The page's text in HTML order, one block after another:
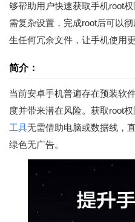
够帮助用户快速获取手机root
需复杂设置，完成root后可以
生任何冗余文件，让手机使用
简介：
当前安卓手机普遍存在预装软
度并带来潜在风险。获取root
工具无需借助电脑或数据线，
绿色无广告。